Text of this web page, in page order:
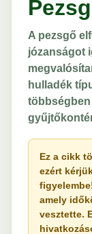
A pezsgő
józanságot
hulladék
Ez a cikk
ezért
amely
vesztette.